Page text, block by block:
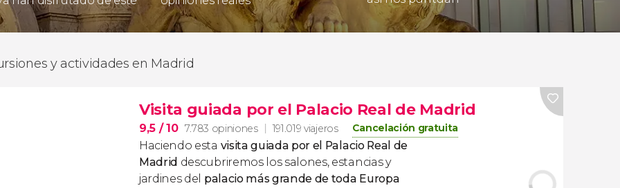
y actividades en Madrid
Visita guiada por el Palacio Real de Madrid
9,5 / 10 7.783 opiniones 191.019 viajeros Cancelación gratuita
Haciendo esta visita guiada por el Palacio Real de
Madrid descubriremos los salones, estancias y
jardines del palacio más grande de toda Europa